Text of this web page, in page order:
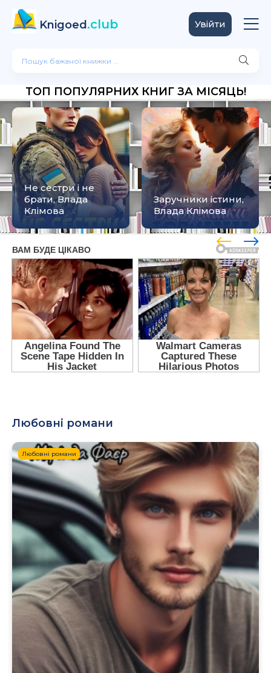
Knigoed .club Увійти
ТОП ПОПУЛЯРНИХ КНИГ ЗА МІСЯЦЬ!
Не сестри і не
брати, Влада
Клімова
Заручники істини,
Влада Клімова
Любовні романи
Любовні романи